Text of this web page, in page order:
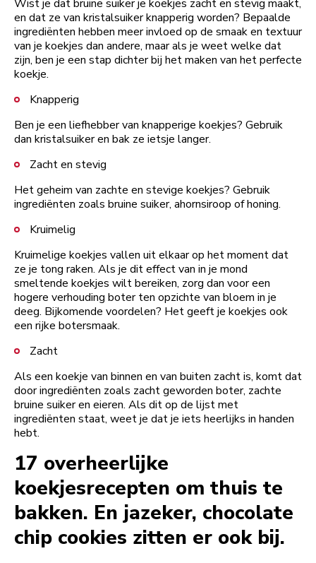
Wist je dat bruine suiker je koekjes zacht en stevig maakt,
en dat ze van kristalsuiker knapperig worden? Bepaalde
ingrediënten hebben meer invloed op de smaak en textuur
van je koekjes dan andere, maar als je weet welke dat
zijn, ben je een stap dichter bij het maken van het perfecte
koekje.
Knapperig
Ben je een liefhebber van knapperige koekjes? Gebruik
dan kristalsuiker en bak ze ietsje langer.
Zacht en stevig
Het geheim van zachte en stevige koekjes? Gebruik
ingrediënten zoals bruine suiker, ahornsiroop of honing.
Kruimelig
Kruimelige koekjes vallen uit elkaar op het moment dat
ze je tong raken. Als je dit effect van in je mond
smeltende koekjes wilt bereiken, zorg dan voor een
hogere verhouding boter ten opzichte van bloem in je
deeg. Bijkomende voordelen? Het geeft je koekjes ook
een rijke botersmaak.
Zacht
Als een koekje van binnen en van buiten zacht is, komt dat
door ingrediënten zoals zacht geworden boter, zachte
bruine suiker en eieren. Als dit op de lijst met
ingrediënten staat, weet je dat je iets heerlijks in handen
hebt.
17 overheerlijke
koekjesrecepten om thuis te
bakken. En jazeker, chocolate
chip cookies zitten er ook bij.